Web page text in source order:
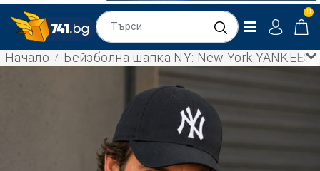
0
Начало Бейзболна шапка NY: New York